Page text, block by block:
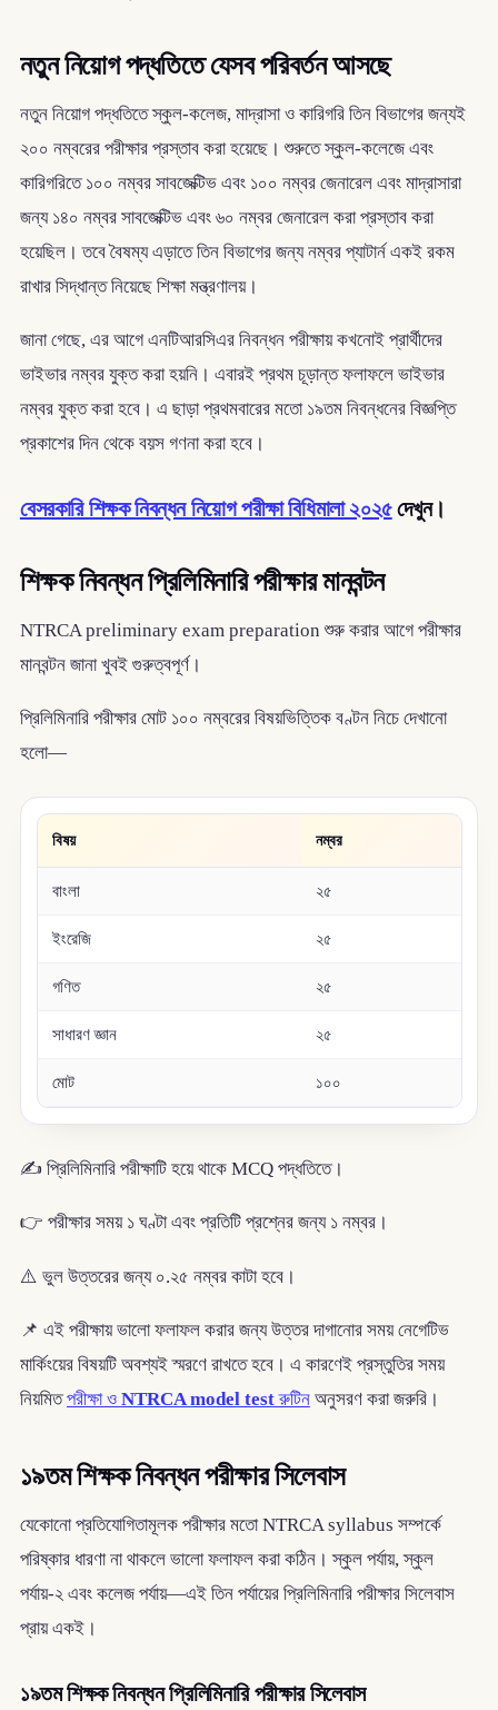
নতুন নিয়োগ পদ্ধতিতে যেসব পরিবর্তন আসছে
নতুন নিয়োগ পদ্ধতিতে স্কুল-কলেজ, মাদ্রাসা ও কারিগরি তিন বিভাগের জন্যই
২০০ নম্বরের পরীক্ষার প্রস্তাব করা হয়েছে। শুরুতে স্কুল-কলেজে এবং
কারিগরিতে ১০০ নম্বর সাবজেক্টিভ এবং ১০০ নম্বর জেনারেল এবং মাদ্রাসারা
জন্য ১৪০ নম্বর সাবজেক্টিভ এবং ৬০ নম্বর জেনারেল করা প্রস্তাব করা
হয়েছিল। তবে বৈষম্য এড়াতে তিন বিভাগের জন্য নম্বর প্যাটার্ন একই রকম
রাখার সিদ্ধান্ত নিয়েছে শিক্ষা মন্ত্রণালয়।
জানা গেছে, এর আগে এনটিআরসিএর নিবন্ধন পরীক্ষায় কখনোই প্রার্থীদের
ভাইভার নম্বর যুক্ত করা হয়নি। এবারই প্রথম চূড়ান্ত ফলাফলে ভাইভার
নম্বর যুক্ত করা হবে। এ ছাড়া প্রথমবারের মতো ১৯তম নিবন্ধনের বিজ্ঞপ্তি
প্রকাশের দিন থেকে বয়স গণনা করা হবে।
বেসরকারি শিক্ষক নিবন্ধন নিয়োগ পরীক্ষা বিধিমালা ২০২৫দেখুন।
শিক্ষক নিবন্ধন প্রিলিমিনারি পরীক্ষার মানবন্টন
NTRCA preliminary exam preparation শুরু করার আগে পরীক্ষার
মানবন্টন জানা খুবই গুরুত্বপূর্ণ।
প্রিলিমিনারি পরীক্ষার মোট ১০০ নম্বরের বিষয়ভিত্তিক বণ্টন নিচে দেখানো
হলো—
বিষয় নম্বর
বাংলা ২৫
ইংরেজি ২৫
গণিত ২৫
সাধারণ জ্ঞান ২৫
মোট ১০০
✍️ প্রিলিমিনারি পরীক্ষাটি হয়ে থাকে MCQ পদ্ধতিতে।
👉 পরীক্ষার সময় ১ ঘণ্টা এবং প্রতিটি প্রশ্নের জন্য ১ নম্বর।
⚠️ ভুল উত্তরের জন্য ০.২৫ নম্বর কাটা হবে।
📌 এই পরীক্ষায় ভালো ফলাফল করার জন্য উত্তর দাগানোর সময় নেগেটিভ
মার্কিংয়ের বিষয়টি অবশ্যই স্মরণে রাখতে হবে। এ কারণেই প্রস্তুতির সময়
নিয়মিতপরীক্ষা ও NTRCA model testরুটিনঅনুসরণ করা জরুরি।
১৯তম শিক্ষক নিবন্ধন পরীক্ষার সিলেবাস
যেকোনো প্রতিযোগিতামূলক পরীক্ষার মতো NTRCA syllabus সম্পর্কে
পরিষ্কার ধারণা না থাকলে ভালো ফলাফল করা কঠিন। স্কুল পর্যায়, স্কুল
পর্যায়-২ এবং কলেজ পর্যায়—এই তিন পর্যায়ের প্রিলিমিনারি পরীক্ষার সিলেবাস
প্রায় একই।
১৯তম শিক্ষক নিবন্ধন প্রিলিমিনারি পরীক্ষার সিলেবাস